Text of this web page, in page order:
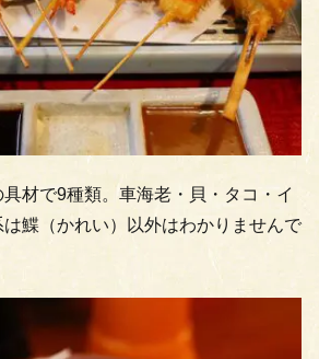
材で9種類。車海老・貝・タコ・イ
鰈（かれい）以外はわかりませんで